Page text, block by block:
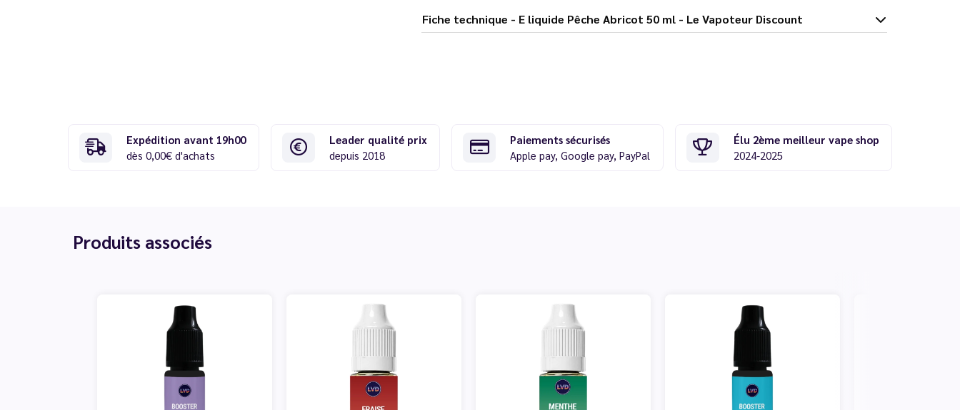
Fiche technique - E liquide Pêche Abricot 50 ml - Le Vapoteur Discount
Expédition avant 19h00
dès 0,00€ d'achats
Leader qualité prix
depuis 2018
Paiements sécurisés
Apple pay, Google pay, PayPal
Élu 2ème meilleur vape shop
2024-2025
Produits associés